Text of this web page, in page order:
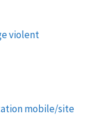
violent
mobile/site